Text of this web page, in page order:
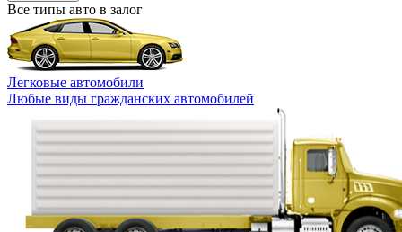
Все типы авто в залог
Легковые автомобили
Любые виды гражданских автомобилей